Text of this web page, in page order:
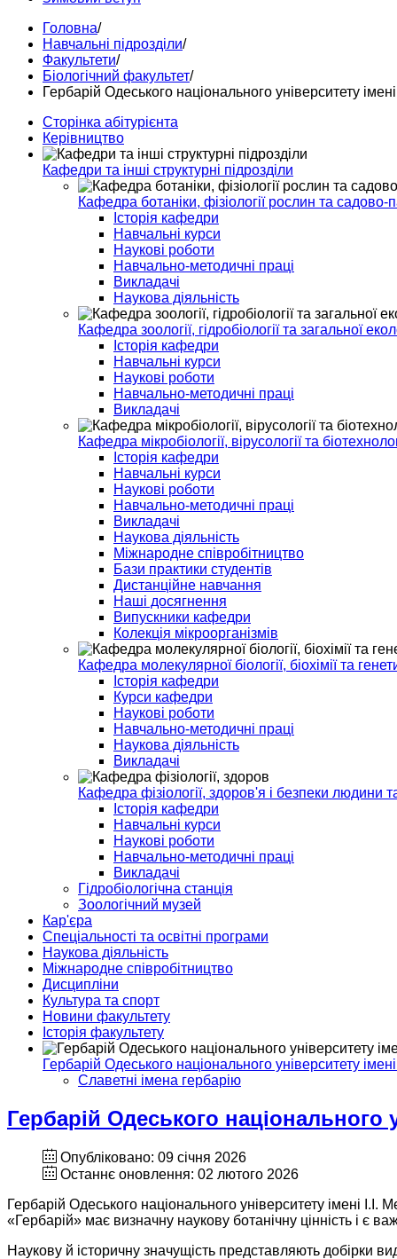
Головна/
Навчальні підрозділи/
Факультети/
Біологічний факультет/
Гербарій Одеського національного університету
Сторінка абітурієнта
Керівництво
Кафедри та інші структурні підрозділи
Кафедра ботаніки, фізіології рослин та
Історія кафедри
Навчальні курси
Наукові роботи
Навчально-методичні праці
Викладачі
Наукова діяльність
Кафедра зоології, гідробіології та загальної
Історія кафедри
Навчальні курси
Наукові роботи
Навчально-методичні праці
Викладачі
Кафедра мікробіології, вірусології та
Історія кафедри
Навчальні курси
Наукові роботи
Навчально-методичні праці
Викладачі
Наукова діяльність
Міжнародне співробітництво
Бази практики студентів
Дистанційне навчання
Наші досягнення
Випускники кафедри
Колекція мікроорганізмів
Кафедра молекулярної біології, біохімії та
Історія кафедри
Курси кафедри
Наукові роботи
Навчально-методичні праці
Наукова діяльність
Викладачі
Кафедра фізіології, здоров'я і безпеки людини
Історія кафедри
Навчальні курси
Наукові роботи
Навчально-методичні праці
Викладачі
Гідробіологічна станція
Зоологічний музей
Кар'єра
Спеціальності та освітні програми
Наукова діяльність
Міжнародне співробітництво
Дисципліни
Культура та спорт
Новини факультету
Історія факультету
Гербарій Одеського національного університету
Славетні імена гербарію
Гербарій Одеського національного
Опубліковано: 09 січня 2026
Останнє оновлення: 02 лютого 2026
Гербарій Одеського національного університету імені
«Гербарій» має визначну наукову ботанічну цінність і є
Наукову й історичну значущість представляють добірки